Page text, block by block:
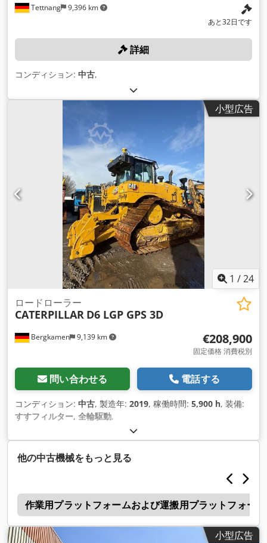
Tettnang
9,396 km
あと32日です
詳細
コンディション: 中古,
小型広告
1 /24
Bergkamen 9,139 km
ロードローラー
CATERPILLAR D6 LGP GPS 3D
€208,900
固定価格 消費税別
問い合わせる 電話する
コンディション: 中古, 製造年: 2019, 稼働時間: 5,900 h, 装備:
すすフィルター, 全輪駆動,
他の中古機械をもっと見る
作業用プラットフォームおよび運搬用プラットフォーム
小型広告